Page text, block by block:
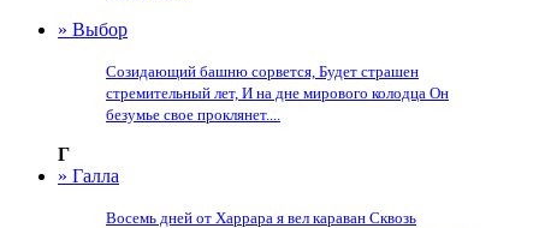
» Выбор
Созидающий башню сорвется, Будет страшен
стремительный лет, И на дне мирового колодца Он
безумье свое проклянет....
Г
» Галла
Восемь дней от Харрара я вел караван Сквозь